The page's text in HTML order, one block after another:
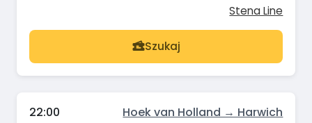
Stena Line
Szukaj
22:00 Hoek van Holland → Harwich